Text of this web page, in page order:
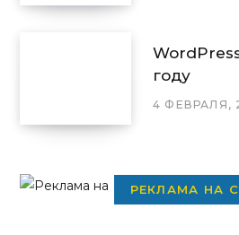
году
4 ФЕВРАЛЯ,
РЕКЛАМА НА